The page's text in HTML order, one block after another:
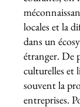
locales et la
dans un
étranger. De
culturelles et
souvent la
entreprises.